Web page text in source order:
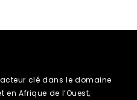
acteur clé dans le domaine
Afrique de l’Ouest,